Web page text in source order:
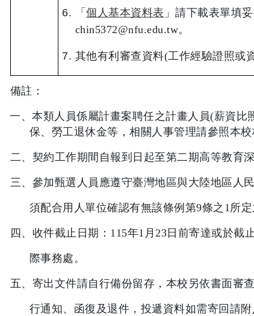
「個人基本資料表 」請下載表單填
chin5372@nfu.edu.tw。
其他有利審查資料(工作經驗證照或
備註：
一、本類人員係屬計畫案聘任之計畫人員(薪資比
保、勞工退休金等，相關人事管理請參照本校
二、契約工作期間自報到日起至第二期高等教育
三、參加甄選人員應遵守臺灣地區與大陸地區人
須配合用人單位確認有無該條例第9條之 1 所定
四、收件截止日期： 115年1 月 23日前寄達或於截
際事務處。
五、寄出文件請自行備份留存，本校另依書面審
行通知、函復及退件，投遞資料如需寄回請